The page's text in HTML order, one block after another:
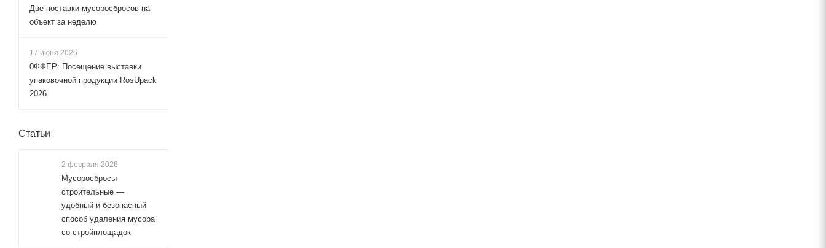
Две поставки мусоросбросов на
объект за неделю
17 июня 2026
0ФФЕР: Посещение выставки
упаковочной продукции RosUpack
2026
Статьи
2 февраля 2026
Мусоросбросы
строительные —
удобный и безопасный
способ удаления мусора
со стройплощадок